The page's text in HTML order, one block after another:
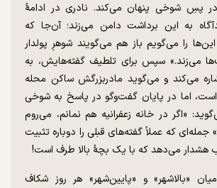
پسِ شوخی پنهان می‌کند. نادری در ادامۀ
به این برداشت دامن می‌زند؛ آن‌جا که
را می‌گویم باز هم می‌گویند شوهرِ پولدار
می‌زند.» سپس برای تلطیف گفته‌هایش، به
می‌کند و می‌گوید مادربزرگش ساکن محله
است، اما در پایان گفت‌وگو در پاسخ به شوخی
«اگر در خانه زعفرانیه هم نمانم، می‌روم
که عملاً گفته‌های قبلی را دوباره تثبیت
هشدار می‌دهد که با یک بچۀ بالا طرف است!
«بالاشهر» و «پایین‌شهر» هر روز شکاف